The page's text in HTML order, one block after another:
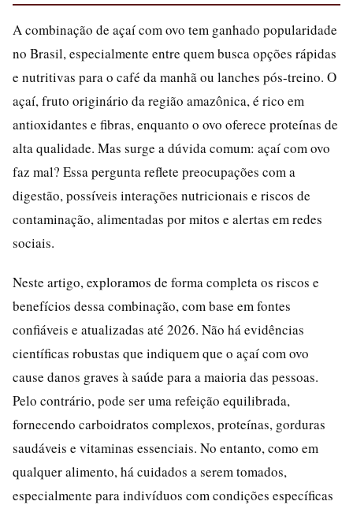
A combinação de açaí com ovo tem ganhado popularidade
no Brasil, especialmente entre quem busca opções rápidas
e nutritivas para o café da manhã ou lanches pós-treino. O
açaí, fruto originário da região amazônica, é rico em
antioxidantes e fibras, enquanto o ovo oferece proteínas de
alta qualidade. Mas surge a dúvida comum: açaí com ovo
faz mal? Essa pergunta reflete preocupações com a
digestão, possíveis interações nutricionais e riscos de
contaminação, alimentadas por mitos e alertas em redes
sociais.
Neste artigo, exploramos de forma completa os riscos e
benefícios dessa combinação, com base em fontes
confiáveis e atualizadas até 2026. Não há evidências
científicas robustas que indiquem que o açaí com ovo
cause danos graves à saúde para a maioria das pessoas.
Pelo contrário, pode ser uma refeição equilibrada,
fornecendo carboidratos complexos, proteínas, gorduras
saudáveis e vitaminas essenciais. No entanto, como em
qualquer alimento, há cuidados a serem tomados,
especialmente para indivíduos com condições específicas